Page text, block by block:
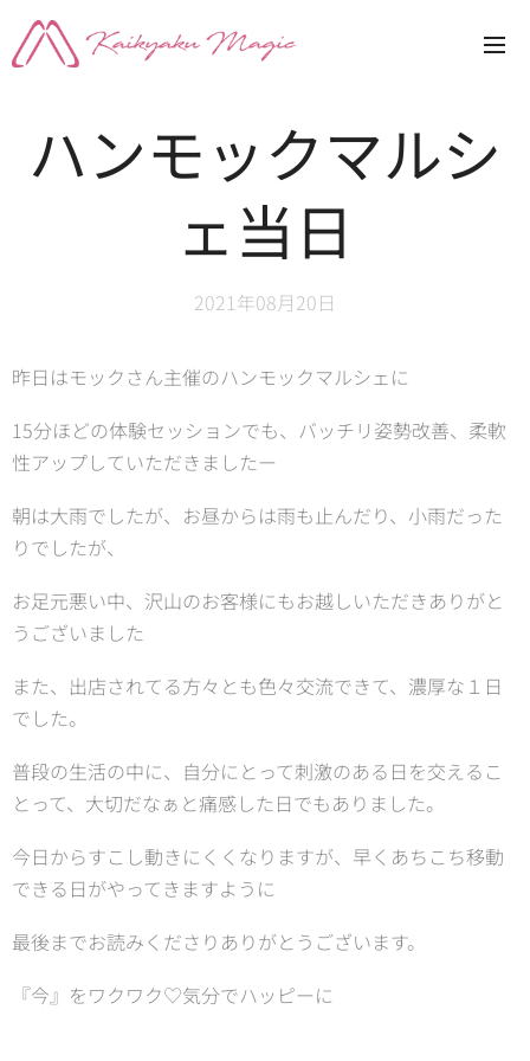
ハンモックマルシ
ェ当日
2021年08月20日
昨日はモックさん主催のハンモックマルシェに
15分ほどの体験セッションでも、バッチリ姿勢改善、柔軟
性アップしていただきましたー👍👍
朝は大雨でしたが、お昼からは雨も止んだり、小雨だった
りでしたが、
お足元悪い中、沢山のお客様にもお越しいただきありがと
うございました❤️
また、出店されてる方々とも色々交流できて、濃厚な１日
でした。
普段の生活の中に、自分にとって刺激のある日を交えるこ
とって、大切だなぁと痛感した日でもありました。
今日からすこし動きにくくなりますが、早くあちこち移動
できる日がやってきますように🙏
最後までお読みくださりありがとうございます。
『今』をワクワク♡気分でハッピーに❣️✨